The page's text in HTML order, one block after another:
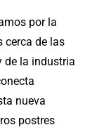
por la
cerca de las
de la industria
nueva
postres